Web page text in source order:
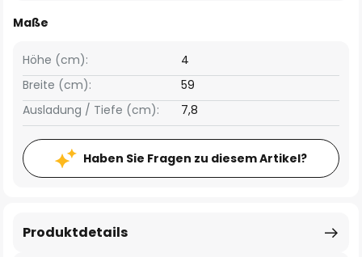
Maße
Breite (cm): 59
Höhe (cm): 4
Ausladung / Tiefe (cm): 7,8
Haben Sie Fragen zu diesem Artikel?
Produktdetails